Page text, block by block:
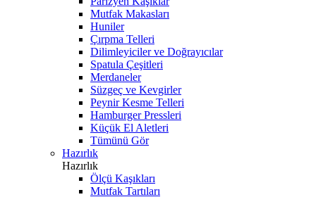
Mutfak Makasları
Huniler
Çırpma Telleri
Dilimleyiciler ve Doğrayıcılar
Spatula Çeşitleri
Merdaneler
Süzgeç ve Kevgirler
Peynir Kesme Telleri
Hamburger Pressleri
Küçük El Aletleri
Tümünü Gör
Hazırlık
Hazırlık
Ölçü Kaşıkları
Mutfak Tartıları